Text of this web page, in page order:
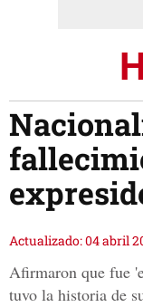
Actualizado: 04 abril
Afirmaron que fue
tuvo la historia de